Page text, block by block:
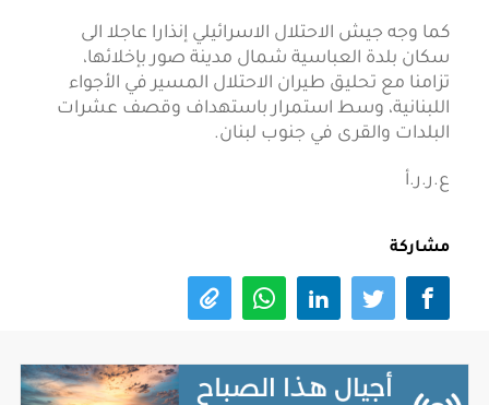
كما وجه جيش الاحتلال الاسرائيلي إنذارا عاجلا الى
سكان بلدة العباسية شمال مدينة صور بإخلائها،
تزامنا مع تحليق طيران الاحتلال المسير في الأجواء
اللبنانية، وسط استمرار باستهداف وقصف عشرات
البلدات والقرى في جنوب لبنان.
ع.ر.ر.أ
مشاركة